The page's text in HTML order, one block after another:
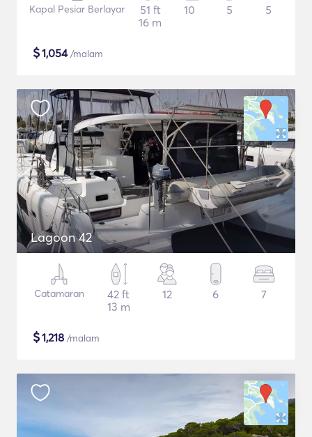
Kapal Pesiar Berlayar
51 ft
16 m
10 5 5
$1,054/malam
Lagoon 42
Catamaran
42 ft
13 m
12 6 7
$1,218 /malam